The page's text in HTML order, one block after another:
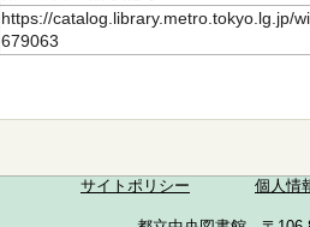
https://catalog.library.metro.tokyo.lg.jp/
679063
サイトポリシー 個人情